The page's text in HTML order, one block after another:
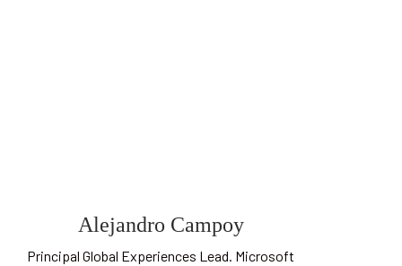
Alejandro Campoy
Principal Global Experiences Lead. Microsoft